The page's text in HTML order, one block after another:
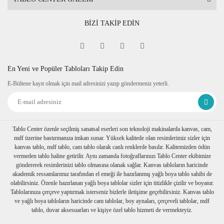
BİZİ TAKİP EDİN
En Yeni ve Popüler Tabloları Takip Edin
E-Bültene kayıt olmak için mail adresinizi yazıp göndermeniz yeterli.
Tablo Center özenle seçilmiş sanatsal eserleri son teknoloji makinalarda kanvas, cam,
mdf üzerine bastırmanıza imkan sunar. Yüksek kalitede olan resimlerimiz sizler için
kanvas tablo, mdf tablo, cam tablo olarak canlı renklerde basılır. Kalitemizden ödün
vermeden tablo haline getirilir. Aynı zamanda fotoğraflarınızı Tablo Center ekibimize
göndererek resimlerinizi tablo olmasına olanak sağlar. Kanvas tabloların haricinde
akademik ressamlarımız tarafından el emeği ile hazırlanmış yağlı boya tablo sahibi de
olabilirsiniz. Özenle hazırlanan yağlı boya tablolar sizler için titizlikle çizilir ve boyanır.
Tablolarınıza çerçeve yaptırmak isterseniz bizlerle iletişime geçebilirsiniz. Kanvas tablo
ve yağlı boya tabloların haricinde cam tablolar, boy aynaları, çerçeveli tablolar, mdf
tablo, duvar aksesuarları ve kişiye özel tablo hizmeti de vermekteyiz.